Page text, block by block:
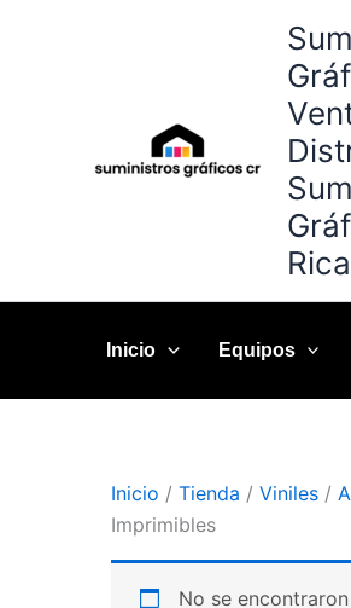
Rica
Inicio Equipos
Inicio / Tienda / Viniles /
Imprimibles
No se